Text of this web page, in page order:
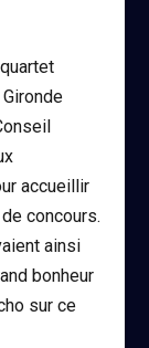
accueillir
concours.
ainsi
bonheur
sur ce